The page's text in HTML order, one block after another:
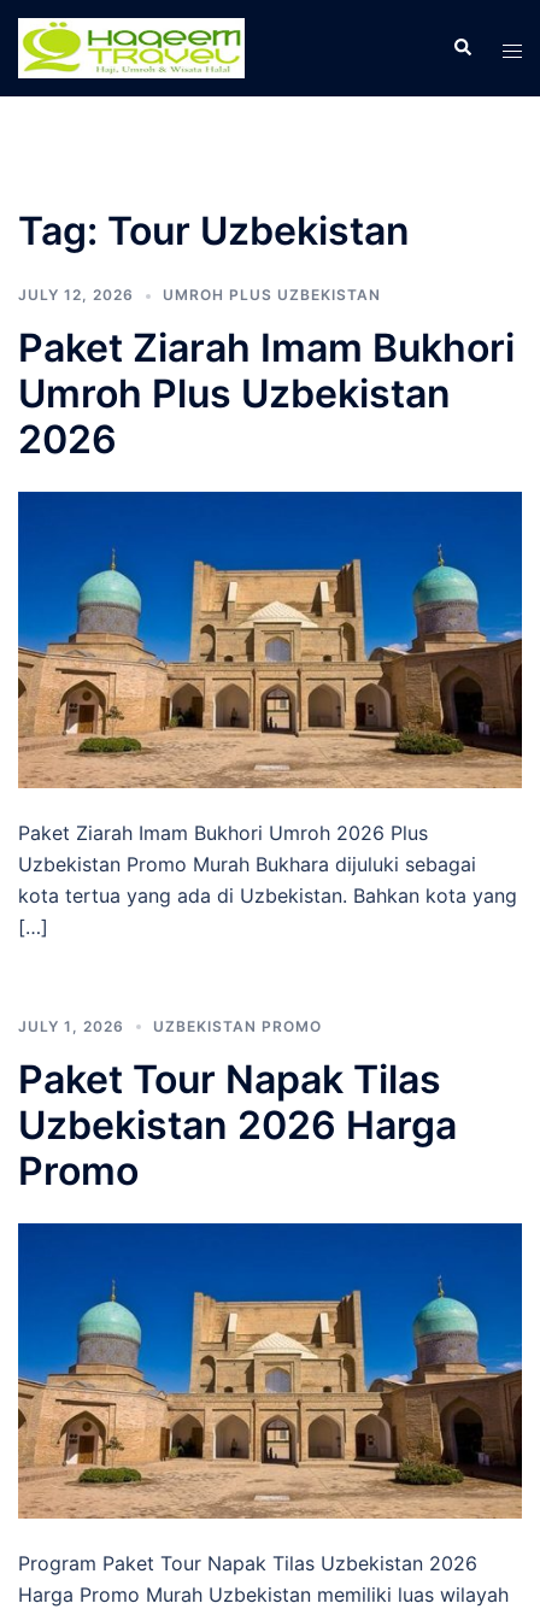
Skip
content
Search
Tag: Tour Uzbekistan
JULY 12, 2026 UMROH PLUS UZBEKISTAN
Paket Ziarah Imam Bukhori
Umroh Plus Uzbekistan
2026
Paket Ziarah Imam Bukhori Umroh 2026 Plus
Uzbekistan Promo Murah Bukhara dijuluki sebagai
kota tertua yang ada di Uzbekistan. Bahkan kota yang
[…]
JULY 1, 2026 UZBEKISTAN PROMO
Paket Tour Napak Tilas
Uzbekistan 2026 Harga
Promo
Program Paket Tour Napak Tilas Uzbekistan 2026
Harga Promo Murah Uzbekistan memiliki luas wilayah